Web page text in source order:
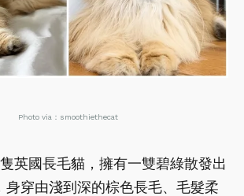
Photo via：smoothiethecat
英國長毛貓，擁有一雙碧綠散發出
身穿由淺到深的棕色長毛、毛髮柔